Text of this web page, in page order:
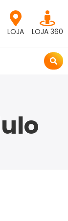
LOJA LOJA 360